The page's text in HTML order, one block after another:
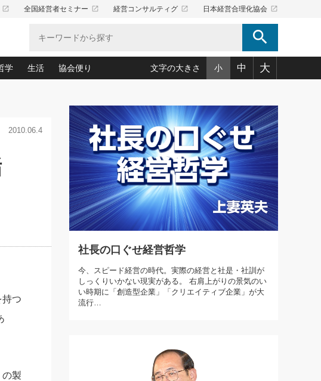
launch 全国経営者セミナー launch 経営コンサルティグ launch 日本経営合理化協会 launch
search
第86回 「言葉狩り」
もっとみる
ておきたいこと(34)
トの予防策(10)
「ウェルビーイング経営入
店の仕組みづくり(210)
場改善(174)
お願いしたいと思われる 気配りの達人(127)
実践マニュアル(92)
の新知識と新常識(57)
育てる！ 社員教育の決め手(203)
中小企業の人育て」(38)
ジメント(5)
学
哲学に学ぶ 不況は会社守成の好機(38)
時代の「社長の人間力の磨き方」(86)
名句名言の教え 東洋思想に学ぶ経営学(132)
一の「日本の指導者たち」(32)
に活かす“十八史略”(30)
生活
おのころ心平の ──社長のための「か・ら・だマネジメント」
(50)
デジタルＡＶを味方に！新・仕事術(180)
リーダー脳の鍛え方(32)
ワインを楽しむ基礎レッスン(12)
必読！社長が読むべき今月の4冊(88)
眼と耳で楽しむ読書術(162)
社長の「氣」(30)
米国スポーツ・ビジネスに学ぶ心理学(98)
高橋一喜の『これぞ！"本物の温泉"』(157)
協会便り
「愛読者通信」著者インタビュー(44)
ビジネス見聞録 経営ニュース(100)
作間信司の経営無形庵(けいえいむぎょうあん)(166)
経営セミナー情報局(1)
繁栄への着眼点 牟田太陽(76)
講話を聞いて学ぼう 実学・耳学・磨く「ミミガク」のすすめ
(7)
文字の大きさ 小 中 大
2010.06.4
持つ
製
社長の口ぐせ経営哲学
今、スピード経営の時代。実際の経営と社是・社訓が
しっくりいかない現実がある。 右肩上がりの景気のい
い時期に「創造型企業」「クリエイティブ企業」が大
流行…